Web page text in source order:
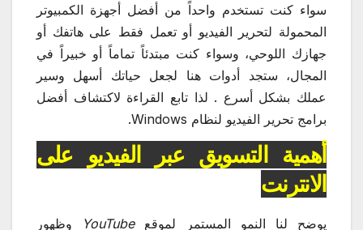
سواء كنت تستخدم واحداً من أفضل أجهزة الكمبيوتر
المحمولة لتحرير الفيديو أو تعمل فقط على هاتفك أو
جهازك اللوحي، وسواء كنت مبتدئاً تماماً أو خبيراً في
المجال، ستجد أدوات هنا لجعل حياتك أسهل وسير
عملك بشكل أسرع . لذا تابع القراءة لاكتشاف أفضل
برامج تحرير الفيديو لنظام Windows.
أهمية التسويق عبر الفيديو على
الانترنت
يوضح لنا النمو المستمر لموقعYouTube
وظهور